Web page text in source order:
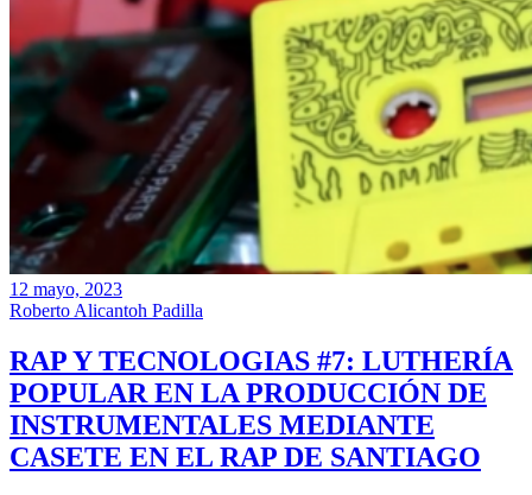
12 mayo, 2023
Roberto Alicantoh Padilla
RAP Y TECNOLOGIAS #7: LUTHERÍA
POPULAR EN LA PRODUCCIÓN DE
INSTRUMENTALES MEDIANTE
CASETE EN EL RAP DE SANTIAGO